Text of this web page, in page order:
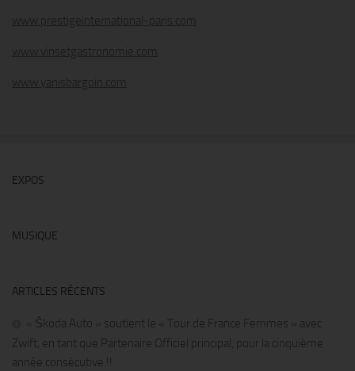
www.prestigeinternational-paris.com
www.vinsetgastronomie.com
www.yanisbargoin.com
EXPOS
MUSIQUE
ARTICLES RÉCENTS
« Škoda Auto » soutient le « Tour de France Femmes » avec
Zwift, en tant que Partenaire Officiel principal, pour la cinquième
année consécutive !!